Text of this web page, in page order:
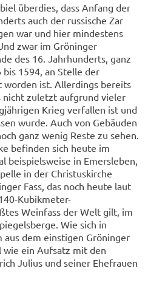
überdies, dass Anfang der
auch der russische Zar
war und hier mindestens
zwar im Gröninger
des 16. Jahrhunderts, ganz
1594, an Stelle der
ist. Allerdings bereits
nicht zuletzt aufgrund vieler
Krieg verfallen ist und
wurde. Auch von Gebäuden
ganz wenig Reste zu sehen.
befinden sich heute im
beispielsweise in Emersleben,
in der Christuskirche
Fass, das noch heute laut
Kubikmeter-
Weinfass der Welt gilt, im
Wie sich in
aus dem einstigen Gröninger
wie ein Aufsatz mit den
Julius und seiner Ehefrauen